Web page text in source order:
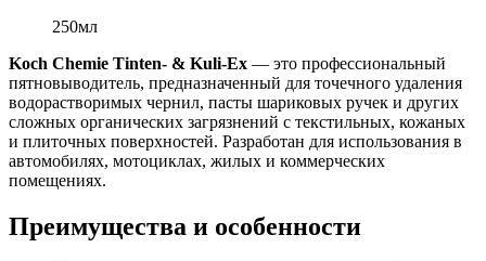
250мл
Koch Chemie Tinten- & Kuli-Ex — это профессиональный
пятновыводитель, предназначенный для точечного удаления
водорастворимых чернил, пасты шариковых ручек и других
сложных органических загрязнений с текстильных, кожаных
и плиточных поверхностей. Разработан для использования в
автомобилях, мотоциклах, жилых и коммерческих
помещениях.
Преимущества и особенности